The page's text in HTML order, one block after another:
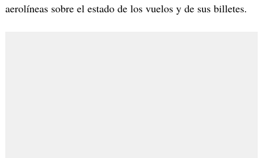
aerolíneas sobre el estado de los vuelos y de sus billetes.